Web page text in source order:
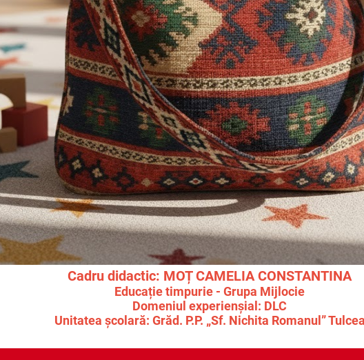
Cadru didactic: MOȚ CAMELIA CONSTANTINA
Educație timpurie - Grupa Mijlocie
Domeniul experienșial: DLC
Unitatea școlară: Grăd. P.P. „Sf. Nichita Romanul”